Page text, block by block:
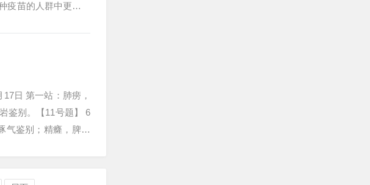
苗的人群中更为常
日 第一站：肺痨，
鉴别。【11号题】 6
气鉴别；精癃，脾肾